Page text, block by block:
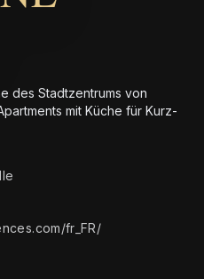
des Stadtzentrums von
mit Küche für Kurz-
fr_FR/